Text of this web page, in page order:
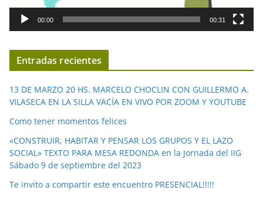
d
í
d
e
o
00:00 00:31
Entradas recientes
13 DE MARZO 20 HS. MARCELO CHOCLIN CON GUILLERMO A.
VILASECA EN LA SILLA VACÍA EN VIVO POR ZOOM Y YOUTUBE
Como tener momentos felices
«CONSTRUIR, HABITAR Y PENSAR LOS GRUPOS Y EL LAZO
SOCIAL» TEXTO PARA MESA REDONDA en la Jornada del IIG
Sábado 9 de septiembre del 2023
Te invito a compartir este encuentro PRESENCIAL!!!!!